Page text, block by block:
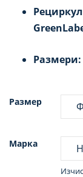
Размери:
Размер
Марка